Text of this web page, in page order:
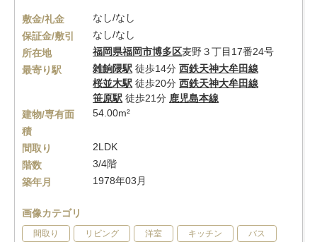
敷金/礼金
なし/なし
保証金/敷引
なし/なし
所在地
福岡県福岡市博多区麦野３丁目17番24号
最寄り駅
雑餉隈駅 徒歩14分 西鉄天神大牟田線
桜並木駅 徒歩20分 西鉄天神大牟田線
笹原駅 徒歩21分 鹿児島本線
建物/専有面
積
54.00m²
間取り
2LDK
階数
3/4階
築年月
1978年03月
画像カテゴリ
間取り リビング 洋室 キッチン バス